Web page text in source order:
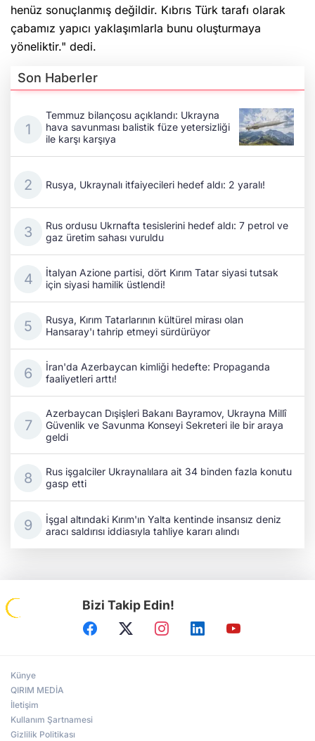
henüz sonuçlanmış değildir. Kıbrıs Türk tarafı olarak
çabamız yapıcı yaklaşımlarla bunu oluşturmaya
yöneliktir." dedi.
Son Haberler
Temmuz bilançosu açıklandı: Ukrayna
hava savunması balistik füze yetersizliği
ile karşı karşıya
Rusya, Ukraynalı itfaiyecileri hedef aldı: 2 yaralı!
Rus ordusu Ukrnafta tesislerini hedef aldı: 7 petrol ve
gaz üretim sahası vuruldu
İtalyan Azione partisi, dört Kırım Tatar siyasi tutsak
için siyasi hamilik üstlendi!
Rusya, Kırım Tatarlarının kültürel mirası olan
Hansaray'ı tahrip etmeyi sürdürüyor
İran'da Azerbaycan kimliği hedefte: Propaganda
faaliyetleri arttı!
Azerbaycan Dışişleri Bakanı Bayramov, Ukrayna Millî
Güvenlik ve Savunma Konseyi Sekreteri ile bir araya
geldi
Rus işgalciler Ukraynalılara ait 34 binden fazla konutu
gasp etti
İşgal altındaki Kırım'ın Yalta kentinde insansız deniz
aracı saldırısı iddiasıyla tahliye kararı alındı
Bizi Takip Edin!
Künye
QIRIM MEDİA
İletişim
Kullanım Şartnamesi
Gizlilik Politikası